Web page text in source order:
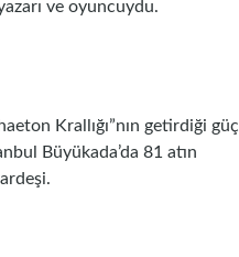
ve oyuncuydu.
Krallığı”nın getirdiği güç
Büyükada’da 81 atın